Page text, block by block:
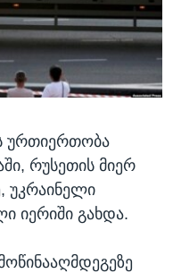
ურთიერთობა
რუსეთის მიერ
უკრაინელი
იერიში გახდა.